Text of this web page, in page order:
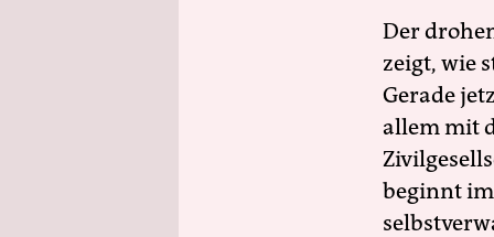
Der
zeigt, wie
Gerade
allem mit
beginnt